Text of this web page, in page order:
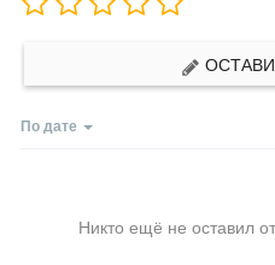
По дате
Никто ещё не оставил